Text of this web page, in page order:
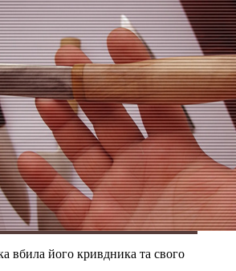
вбила його кривдника та свого